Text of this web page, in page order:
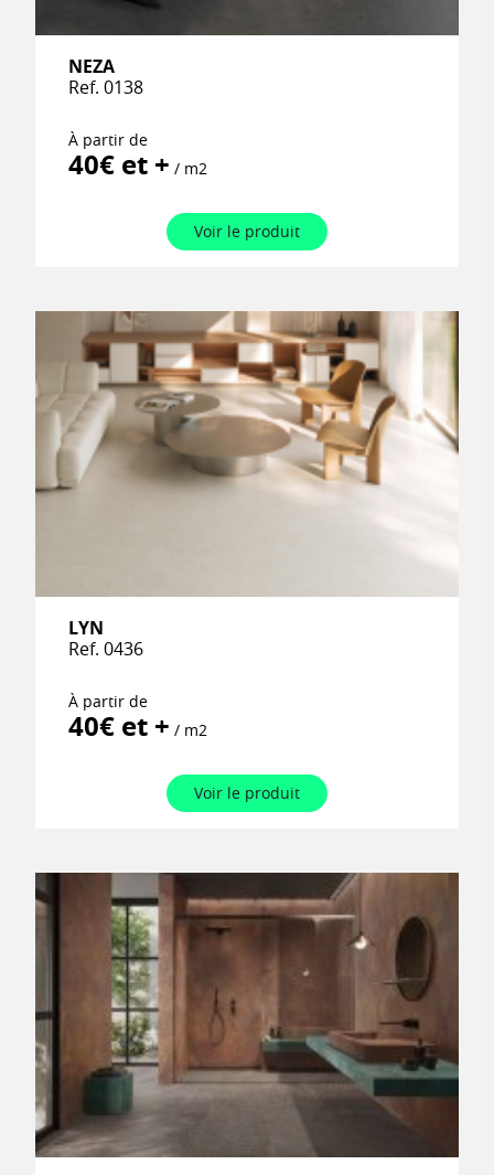
NEZA
Ref. 0138
À partir de
40€ et + / m2
Voir le produit
LYN
Ref. 0436
À partir de
40€ et + / m2
Voir le produit